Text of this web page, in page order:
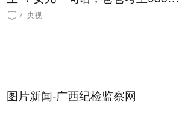
士 7 央视
图片新闻-广西纪检监察网